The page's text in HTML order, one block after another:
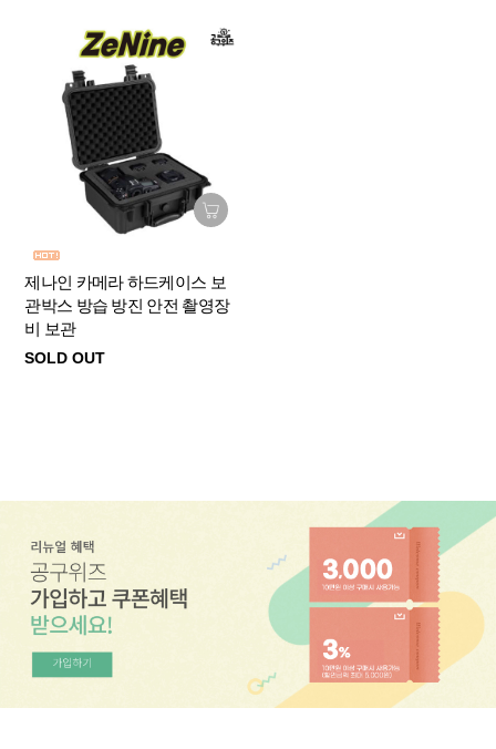
제나인 카메라 하드케이스 보
관박스 방습 방진 안전 촬영장
비 보관
SOLD OUT